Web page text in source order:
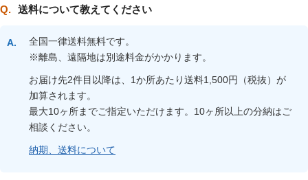
送料について教えてください
全国一律送料無料です。
※離島、遠隔地は別途料金がかかります。
お届け先2件目以降は、1か所あたり送料1,500円（税抜）が
加算されます。
最大10ヶ所までご指定いただけます。10ヶ所以上の分納はご
相談ください。
納期、送料について